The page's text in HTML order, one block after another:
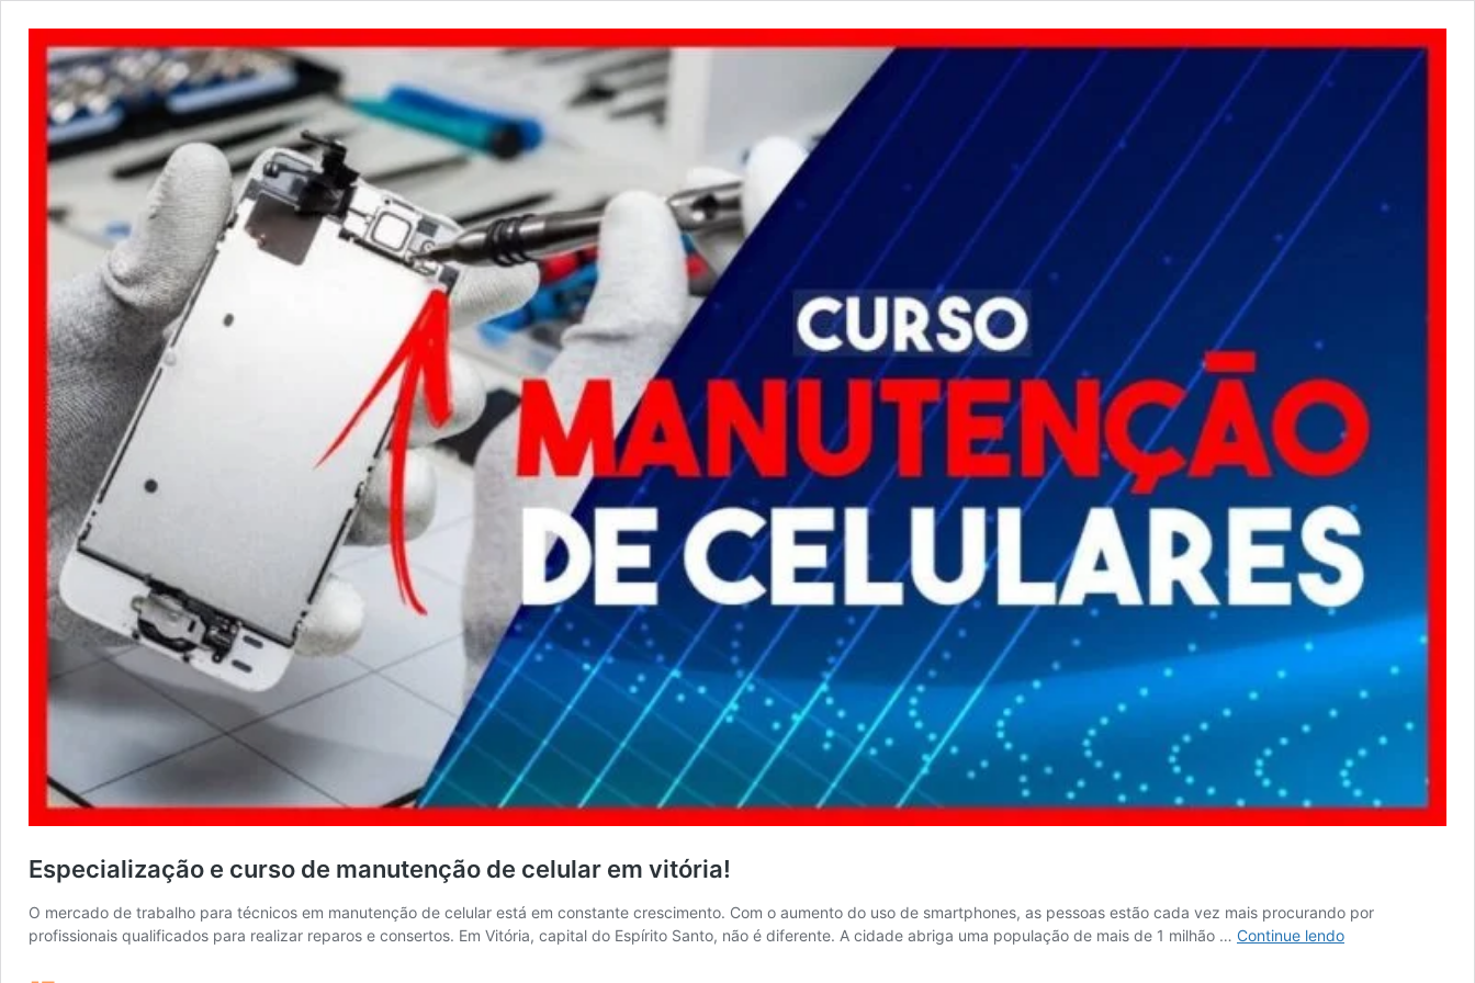
Especialização e curso de manutenção de celular em vitória!
O mercado de trabalho para técnicos em manutenção de celular está em constante crescimento. Com o aumento do uso de smartphones, as pessoas estão cada vez mais procurando por
profissionais qualificados para realizar reparos e consertos. Em Vitória, capital do Espírito Santo, não é diferente. A cidade abriga uma população de mais de 1 milhão … Continue lendoEspecialização